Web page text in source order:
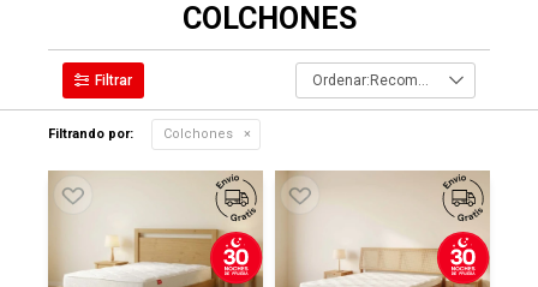
COLCHONES
Recomendados
Filtrando por: Colchones